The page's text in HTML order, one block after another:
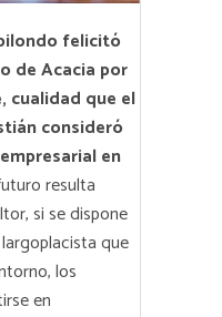
felicitó
de Acacia por
cualidad que el
consideró
en
resulta
si se dispone
que
los
en